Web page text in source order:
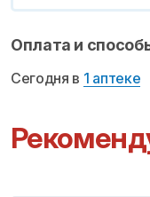
Оплата и
Сегодня в 1 аптеке